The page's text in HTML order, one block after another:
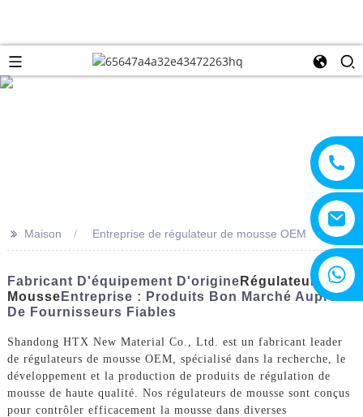
>> Maison Entreprise de régulateur de mousse OEM
Fabricant D'équipement D'origine Régulateur De
Mousse Entreprise : Produits Bon Marché Auprès
De Fournisseurs Fiables
Shandong HTX New Material Co., Ltd. est un fabricant leader
de régulateurs de mousse OEM, spécialisé dans la recherche, le
développement et la production de produits de régulation de
mousse de haute qualité. Nos régulateurs de mousse sont conçus
pour contrôler efficacement la mousse dans diverses